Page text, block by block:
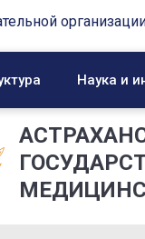
Наука и